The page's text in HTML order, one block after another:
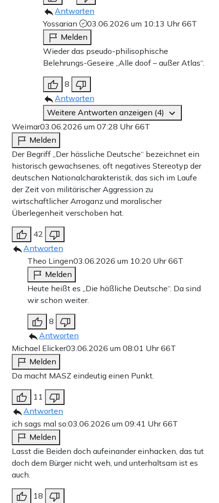
Antworten
Yossarian
03.06.2026 um 10:13 Uhr66T
Melden
Wieder das pseudo-philisophische
Belehrungs-Geseire „Alle doof – außer Atlas“.
8
Antworten
Weitere Antworten anzeigen (4)
Weimar03.06.2026 um 07:28 Uhr66T
Melden
Der Begriff „Der hässliche Deutsche“ bezeichnet ein
historisch gewachsenes, oft negatives Stereotyp der
deutschen Nationalcharakteristik, das sich im Laufe
der Zeit von militärischer Aggression zu
wirtschaftlicher Arroganz und moralischer
Überlegenheit verschoben hat.
42
Antworten
Theo Lingen03.06.2026 um 10:20 Uhr66T
Melden
Heute heißt es „Die häßliche Deutsche“. Da sind
wir schon weiter.
8
Antworten
Michael Elicker03.06.2026 um 08:01 Uhr66T
Melden
Da macht MASZ eindeutig einen Punkt.
11
Antworten
ich sags mal so:03.06.2026 um 09:41 Uhr66T
Melden
Lasst die Beiden doch aufeinander einhacken, das tut
doch dem Bürger nicht weh, und unterhaltsam ist es
auch.
18